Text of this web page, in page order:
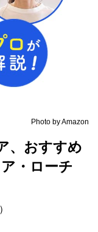
Photo by Amazon
、おすすめ
・ローチ